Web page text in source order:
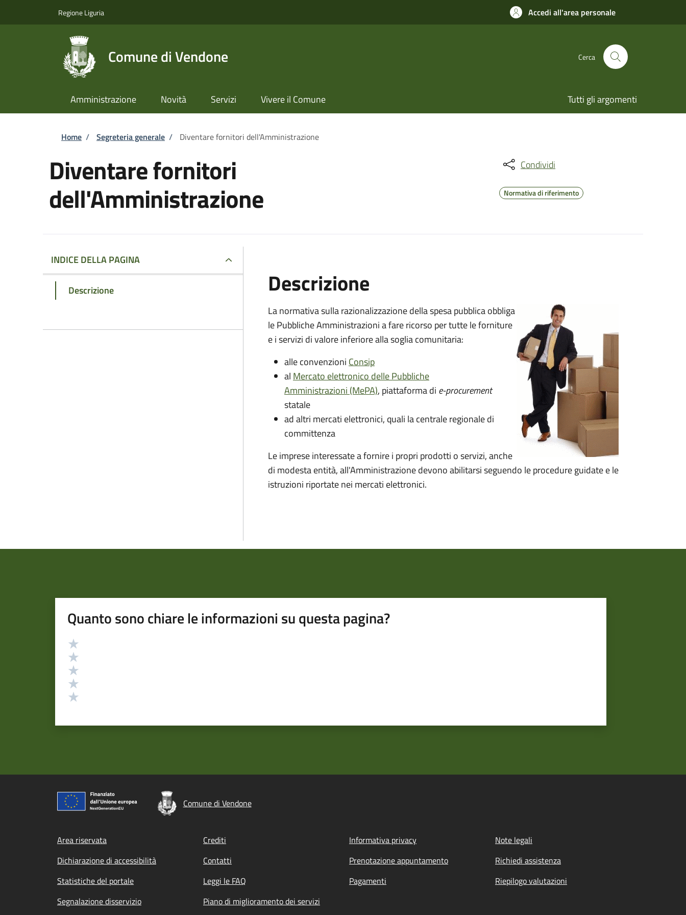
Regione Liguria Accedi all'area personale
Comune di Vendone Cerca
Amministrazione Novità Servizi Vivere il Comune Tutti gli argomenti
Briciole di pane
Home / Segreteria generale / Diventare fornitori dell'Amministrazione
Diventare fornitori
dell'Amministrazione
Condividi
Normativa di riferimento
INDICE DELLA PAGINA
Descrizione Descrizione
La normativa sulla razionalizzazione della spesa pubblica obbliga
le Pubbliche Amministrazioni a fare ricorso per tutte le forniture
e i servizi di valore inferiore alla soglia comunitaria:
alle convenzioni Consip
al Mercato elettronico delle Pubbliche
Amministrazioni (MePA), piattaforma di e-procurement
statale
ad altri mercati elettronici, quali la centrale regionale di
committenza
Le imprese interessate a fornire i propri prodotti o servizi, anche
di modesta entità, all'Amministrazione devono abilitarsi seguendo le procedure guidate e le
istruzioni riportate nei mercati elettronici.
Quanto sono chiare le informazioni su questa pagina?
Valutazione
Comune di Vendone
Footer menu
Area riservata Crediti Informativa privacy
Note legali
Dichiarazione di accessibilità
Contatti Prenotazione appuntamento
Richiedi assistenza
Statistiche del portale
Leggi le FAQ Pagamenti
Riepilogo valutazioni
Segnalazione disservizio
Piano di miglioramento dei servizi